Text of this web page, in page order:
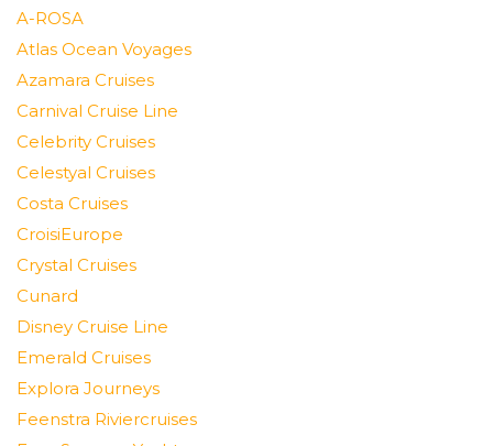
A-ROSA
Atlas Ocean Voyages
Azamara Cruises
Carnival Cruise Line
Celebrity Cruises
Celestyal Cruises
Costa Cruises
CroisiEurope
Crystal Cruises
Cunard
Disney Cruise Line
Emerald Cruises
Explora Journeys
Feenstra Riviercruises